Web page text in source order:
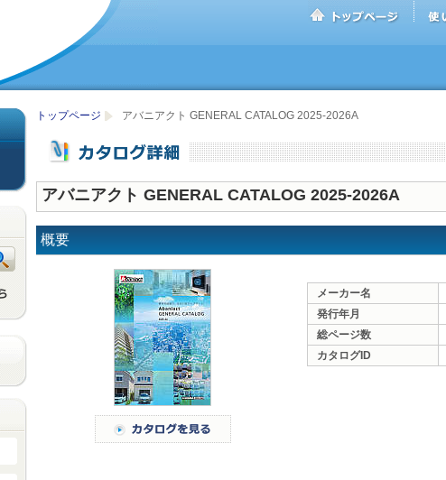
トップページ アバニアクト GENERAL CATALOG 2025-2026A
アバニアクト GENERAL CATALOG 2025-2026A
概要
メーカー名
発行年月
総ページ数
カタログID